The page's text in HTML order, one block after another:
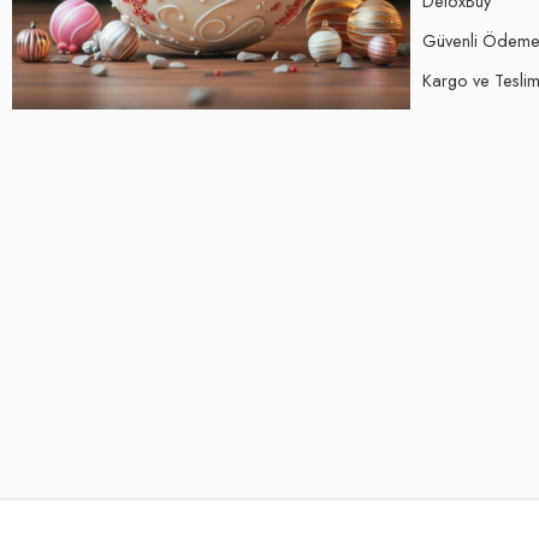
Güvenli Ödeme
Kargo ve